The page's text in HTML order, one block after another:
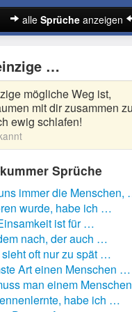
alle Sprücheanzeigen
…
mögliche Weg ist,
mit dir zusammen
ewig schlafen!
Sprüche
immer die Menschen,
wurde, habe ich …
ist für …
nach, der auch …
oft nur zu spät …
Art einen Menschen …
man einem
habe ich …